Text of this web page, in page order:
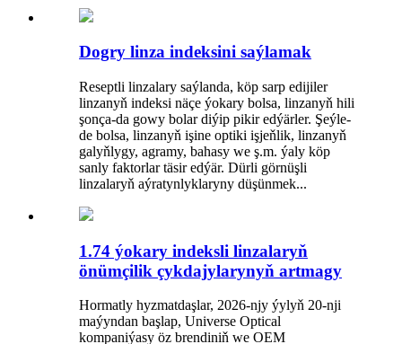
Dogry linza indeksini saýlamak
Reseptli linzalary saýlanda, köp sarp edijiler
linzanyň indeksi näçe ýokary bolsa, linzanyň hili
şonça-da gowy bolar diýip pikir edýärler. Şeýle-
de bolsa, linzanyň işine optiki işjeňlik, linzanyň
galyňlygy, agramy, bahasy we ş.m. ýaly köp
sanly faktorlar täsir edýär. Dürli görnüşli
linzalaryň aýratynlyklaryny düşünmek...
1.74 ýokary indeksli linzalaryň
önümçilik çykdajylarynyň artmagy
Hormatly hyzmatdaşlar, 2026-njy ýylyň 20-nji
maýyndan başlap, Universe Optical
kompaniýasy öz brendiniň we OEM